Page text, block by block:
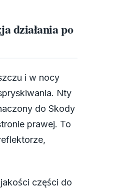
działania po
i w nocy
Nty
do Skody
prawej. To
części do